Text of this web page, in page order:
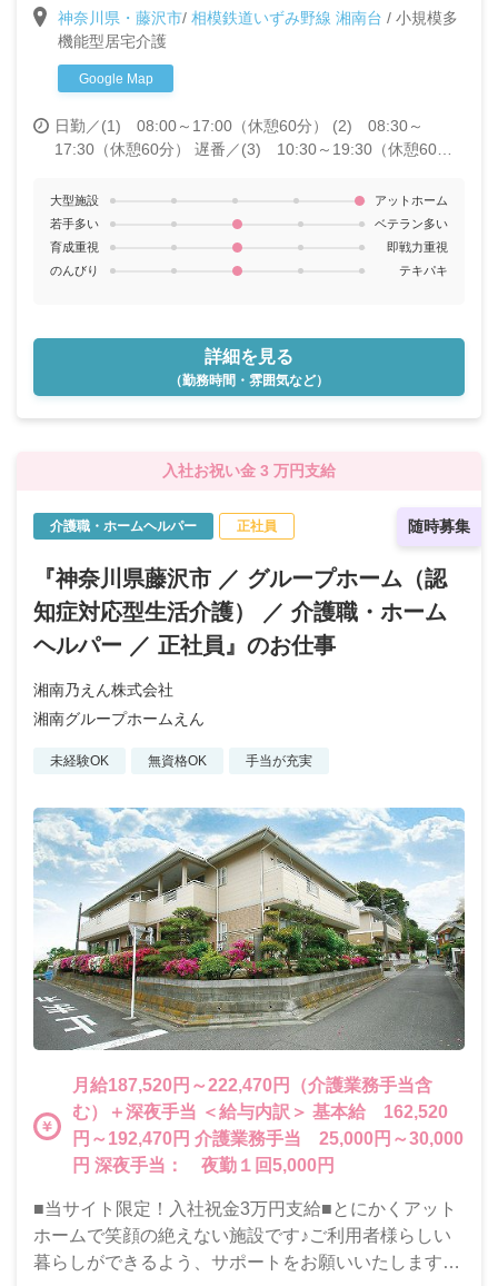
方、やる気のある方大歓迎です★
神奈川県・藤沢市/ 相模鉄道いずみ野線 湘南台 / 小規模多
機能型居宅介護
Google Map
日勤／(1) 08:00～17:00（休憩60分） (2) 08:30～
17:30（休憩60分）
遅番／(3) 10:30～19:30（休憩60
大型施設
アットホーム
若手多い
ベテラン多い
育成重視
即戦力重視
のんびり
テキパキ
詳細を見る
（勤務時間・雰囲気など）
入社お祝い金 3 万円支給
随時募集
介護職・ホームヘルパー 正社員
『神奈川県藤沢市 ／ グループホーム（認
知症対応型生活介護） ／ 介護職・ホーム
ヘルパー ／ 正社員』のお仕事
湘南乃えん株式会社
湘南グループホームえん
未経験OK 無資格OK 手当が充実
月給187,520円～222,470円（介護業務手当含
む）＋深夜手当 ＜給与内訳＞ 基本給 162,520
円～192,470円 介護業務手当 25,000円～30,000
円 深夜手当： 夜勤１回5,000円
■当サイト限定！入社祝金3万円支給■とにかくアット
ホームで笑顔の絶えない施設です♪ご利用者様らしい
暮らしができるよう、サポートをお願いいたします。